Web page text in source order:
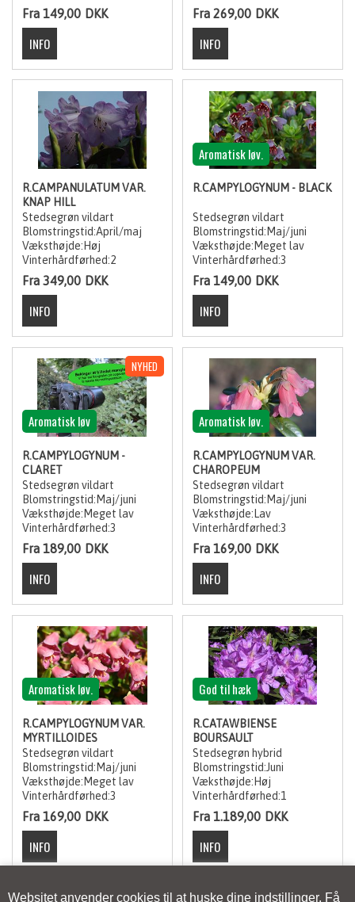
Websitet anvender cookies til at huske dine indstillinger. Få
Fra 149,00 DKK Fra 269,00 DKK
R.CAMPANULATUM VAR.
KNAP HILL
Stedsegrøn vildart
Blomstringstid:April/maj
Væksthøjde:Høj
Vinterhårdførhed:2
Fra 349,00 DKK
Aromatisk løv.
R.CAMPYLOGYNUM - BLACK
Stedsegrøn vildart
Blomstringstid:Maj/juni
Væksthøjde:Meget lav
Vinterhårdførhed:3
Fra 149,00 DKK
Aromatisk løv
R.CAMPYLOGYNUM -
CLARET
Stedsegrøn vildart
Blomstringstid:Maj/juni
Væksthøjde:Meget lav
Vinterhårdførhed:3
Fra 189,00 DKK
Aromatisk løv.
R.CAMPYLOGYNUM VAR.
CHAROPEUM
Stedsegrøn vildart
Blomstringstid:Maj/juni
Væksthøjde:Lav
Vinterhårdførhed:3
Fra 169,00 DKK
Aromatisk løv.
R.CAMPYLOGYNUM VAR.
MYRTILLOIDES
Stedsegrøn vildart
Blomstringstid:Maj/juni
Væksthøjde:Meget lav
Vinterhårdførhed:3
Fra 169,00 DKK
God til hæk
R.CATAWBIENSE
BOURSAULT
Stedsegrøn hybrid
Blomstringstid:Juni
Væksthøjde:Høj
Vinterhårdførhed:1
Fra 1.189,00 DKK
1 2 3 4 NÆSTE-->